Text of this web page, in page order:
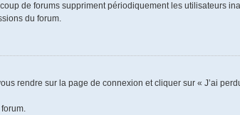
de forums suppriment périodiquement les utilisateurs
du forum.
rendre sur la page de connexion et cliquer sur « J’ai